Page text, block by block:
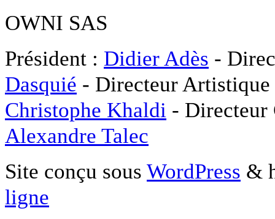
OWNI SAS
Président : Didier Adès -
Dasquié - Directeur
Christophe Khaldi -
Alexandre Talec
Site conçu sous WordPress &
ligne